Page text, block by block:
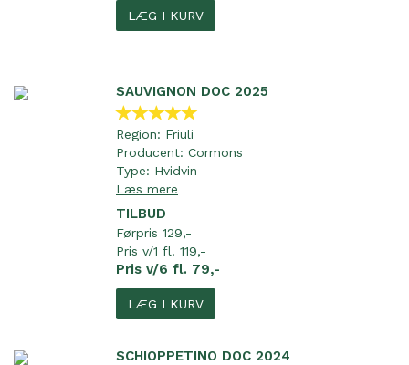
LÆG I KURV
SAUVIGNON DOC 2025
Region: Friuli
Producent: Cormons
Type: Hvidvin
Læs mere
TILBUD
Førpris 129,-
Pris v/1 fl. 119,-
Pris v/6 fl. 79,-
LÆG I KURV
SCHIOPPETINO DOC 2024